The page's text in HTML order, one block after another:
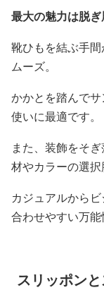
最大の魅力は脱
靴ひもを結ぶ手
ムーズ。
かかとを踏んで
使いに最適です。
また、装飾をそ
材やカラーの選択
カジュアルから
合わせやすい万能
スリッポン